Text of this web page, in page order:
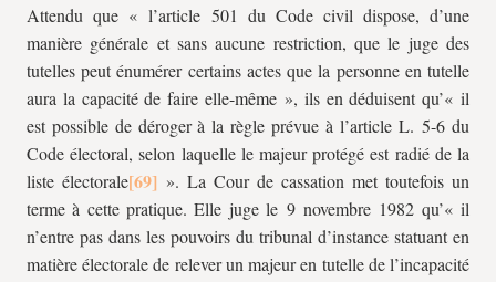
Attendu que « l’article 501 du Code civil dispose, d’une
manière générale et sans aucune restriction, que le juge des
tutelles peut énumérer certains actes que la personne en tutelle
aura la capacité de faire elle-même », ils en déduisent qu’« il
est possible de déroger à la règle prévue à l’article L. 5-6 du
Code électoral, selon laquelle le majeur protégé est radié de la
liste électorale
». La Cour de cassation met toutefois un
terme à cette pratique. Elle juge le 9 novembre 1982 qu’« il
n’entre pas dans les pouvoirs du tribunal d’instance statuant en
matière électorale de relever un majeur en tutelle de l’incapacité